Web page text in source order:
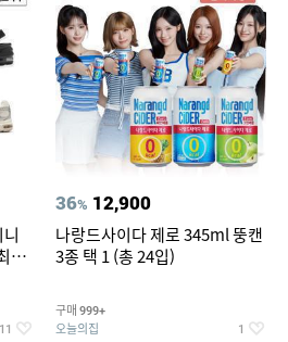
대
11
36% 12,900
나랑드사이다 제로 345ml 뚱캔
3종 택 1 (총 24입)
구매 999+
오늘의집 1